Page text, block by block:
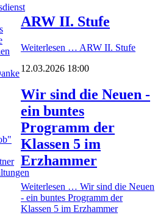
ARW II. Stufe
Weiterlesen … ARW II. Stufe
12.03.2026 18:00
Wir sind die Neuen -
ein buntes
Programm der
Klassen 5 im
Erzhammer
Weiterlesen … Wir sind die Neuen
- ein buntes Programm der
Klassen 5 im Erzhammer